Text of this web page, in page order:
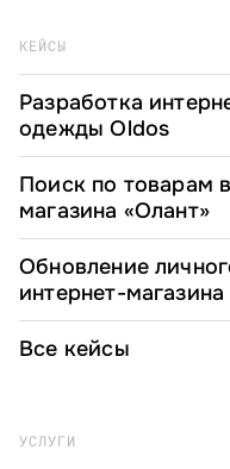
КЕЙСЫ
Разработка
одежды Oldos
Поиск по товарам
магазина «Олант»
Обновление
интернет-магазина
Все кейсы
УСЛУГИ